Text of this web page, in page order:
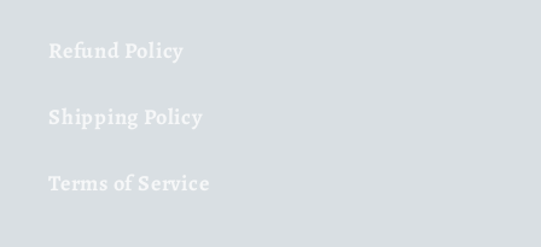
Refund Policy
Shipping Policy
Terms of Service